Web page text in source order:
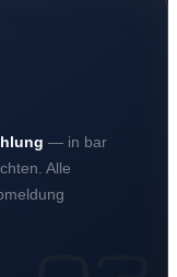
— in bar
Alle